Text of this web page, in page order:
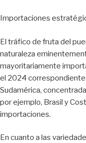
Importaciones
El tráfico de fruta del
naturaleza
mayoritariamente
el 2024
Sudamérica,
por ejemplo, Brasil y
importaciones.
En cuanto a las